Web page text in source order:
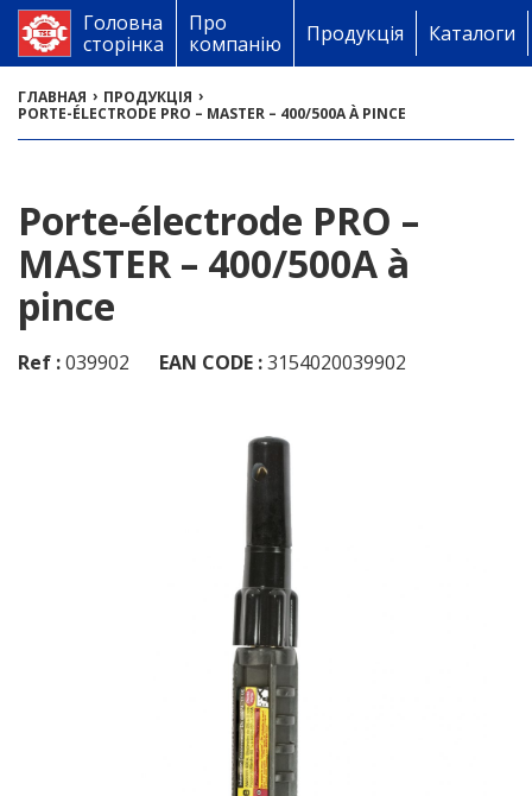
Головна
сторінка
Про
компанію
Продукція Каталоги
ГЛАВНАЯ › ПРОДУКЦІЯ ›
PORTE-ÉLECTRODE PRO – MASTER – 400/500A À PINCE
Porte-électrode PRO –
MASTER – 400/500A à
pince
Ref :039902 EAN CODE :3154020039902